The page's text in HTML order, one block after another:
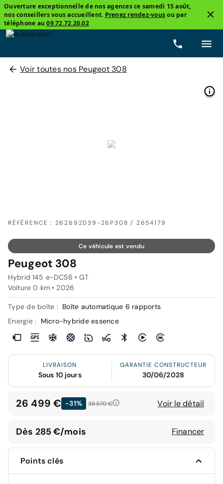
Ouverture exceptionnelle de nos agences ce samedi 15 août,
nos conseillers vous accueillent. Prenez rendez-vousou par
téléphone au09.72.72.20.02
Voir toutes nos Peugeot 308
RÉFÉRENCE : 262692D39-26P308 / 2654179
Ce véhicule est vendu
Peugeot 308
Hybrid 145 e-DCS6 • GT
Voiture 0 km • 2026
Type de boîte : Boîte automatique 6 rapports
Energie :
Micro-hybride essence
LIVRAISON
Sous 10 jours
GARANTIE CONSTRUCTEUR
30/06/2028
26 499 € -31% 38 570 € Voir le détail
Dès 285 €/mois Financer
Points clés